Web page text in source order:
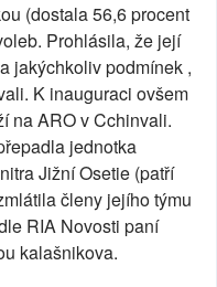
(dostala 56,6 procent
Prohlásila, že její
jakýchkoliv podmínek ,
K inauguraci ovšem
na ARO v Cchinvali.
jednotka
Jižní Osetie (patří
členy jejího týmu
RIA Novosti paní
kalašnikova.